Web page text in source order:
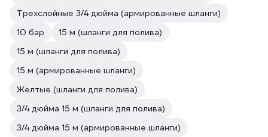
Трехслойные 3/4 дюйма (армированные шланги)
10 бар
15 м (шланги для полива)
15 м (шланги для полива)
15 м (армированные шланги)
Желтые (шланги для полива)
3/4 дюйма 15 м (шланги для полива)
3/4 дюйма 15 м (армированные шланги)